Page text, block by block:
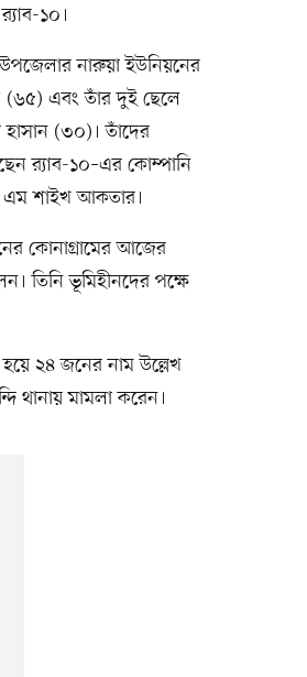
১০।
নারুয়া ইউনিয়নের
(৬৫) এবং তাঁর দুই ছেলে
(৩০)। তাঁদের
র‍্যাব-১০–এর কোম্পানি
এম শাইখ আকতার।
কোনাগ্রামের আজের
তিনি ভূমিহীনদের পক্ষে
২৪ জনের নাম উল্লেখ
থানায় মামলা করেন।